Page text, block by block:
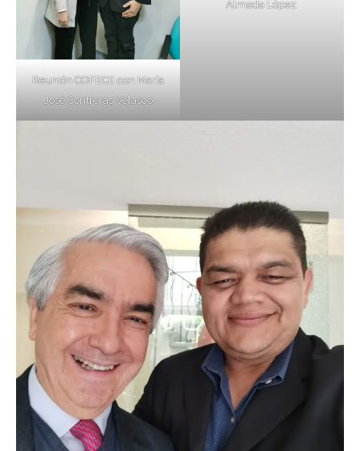
Reunión COFECE con María
José Contreras Velasco
Almada López.